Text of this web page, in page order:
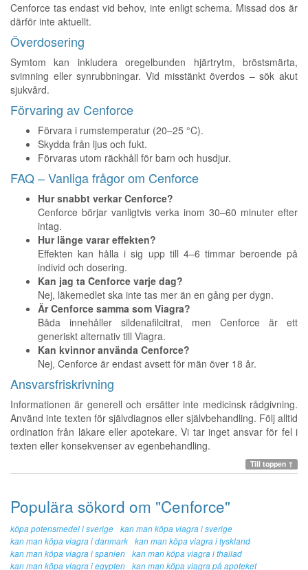
Cenforce tas endast vid behov, inte enligt schema. Missad dos är
därför inte aktuellt.
Överdosering
Symtom kan inkludera oregelbunden hjärtrytm, bröstsmärta,
svimning eller synrubbningar. Vid misstänkt överdos – sök akut
sjukvård.
Förvaring av Cenforce
Förvara i rumstemperatur (20–25 °C).
Skydda från ljus och fukt.
Förvaras utom räckhåll för barn och husdjur.
FAQ – Vanliga frågor om Cenforce
Hur snabbt verkar Cenforce?
Cenforce börjar vanligtvis verka inom 30–60 minuter efter
intag.
Hur länge varar effekten?
Effekten kan hålla i sig upp till 4–6 timmar beroende på
individ och dosering.
Kan jag ta Cenforce varje dag?
Nej, läkemedlet ska inte tas mer än en gång per dygn.
Är Cenforce samma som Viagra?
Båda innehåller sildenafilcitrat, men Cenforce är ett
generiskt alternativ till Viagra.
Kan kvinnor använda Cenforce?
Nej, Cenforce är endast avsett för män över 18 år.
Ansvarsfriskrivning
Informationen är generell och ersätter inte medicinsk rådgivning.
Använd inte texten för självdiagnos eller självbehandling. Följ alltid
ordination från läkare eller apotekare. Vi tar inget ansvar för fel i
texten eller konsekvenser av egenbehandling.
Till toppen ↑
Populära sökord om "Cenforce"
köpa potensmedel i sverige
kan man köpa viagra i sverige
kan man köpa viagra i danmark
kan man köpa viagra i tyskland
kan man köpa viagra i spanien
kan man köpa viagra i thailad
kan man köpa viagra i egypten
kan man köpa viagra på apoteket